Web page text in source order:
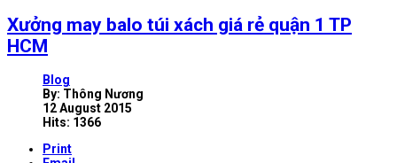
Xưởng may balo túi xách giá rẻ quận 1 TP
HCM
Blog
By: Thông Nương
12 August 2015
Hits: 1366
Print